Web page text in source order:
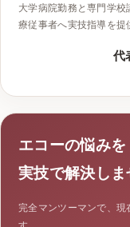
大学病院勤務と専門学
療従事者へ実技指導を提
代
エコーの悩みを
実技で解決しま
完全マンツーマンで、現